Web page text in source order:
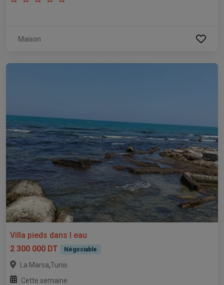
Maison
Villa pieds dans l eau
2 300 000 DT
Négociable
La Marsa,Tunis
Cette semaine